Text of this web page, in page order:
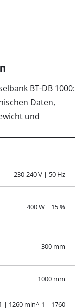
BT-DB 1000:
Daten,
und
230-240 V | 50 Hz
400 W | 15 %
300 mm
1000 mm
| 1260 min^-1 | 1760